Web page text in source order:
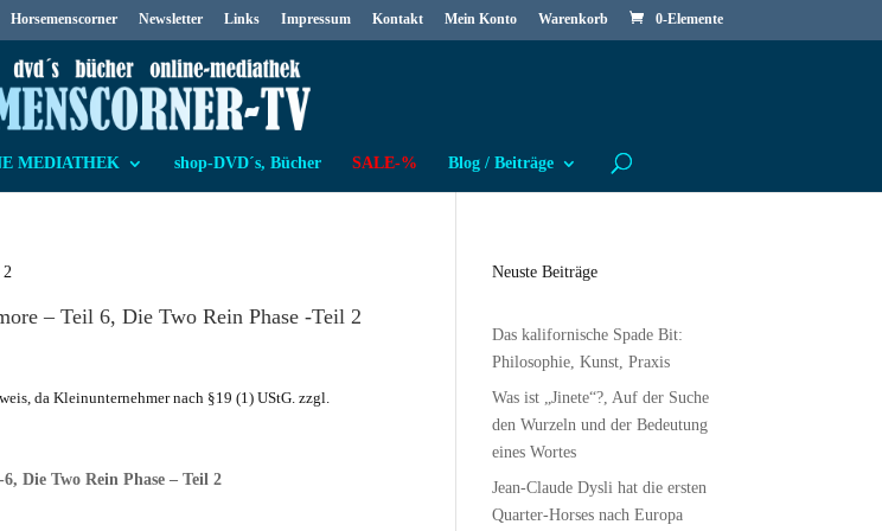
Horsemenscorner Newsletter Links Impressum Kontakt Mein Konto Warenkorb 0-Elemente
MEDIATHEK shop-DVD´s, Bücher SALE-% Blog / Beiträge
2
– Teil 6, Die Two Rein Phase -Teil 2
da Kleinunternehmer nach §19 (1) UStG. zzgl.
Die Two Rein Phase – Teil 2
Neuste Beiträge
Das kalifornische Spade Bit:
Philosophie, Kunst, Praxis
Was ist „Jinete“?, Auf der Suche
den Wurzeln und der Bedeutung
eines Wortes
Jean-Claude Dysli hat die ersten
Quarter-Horses nach Europa